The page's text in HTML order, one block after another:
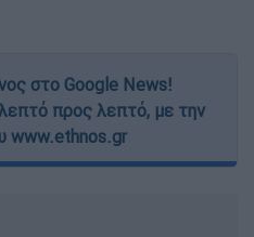
στο Google News!
προς λεπτό, με την
www.ethnos.gr